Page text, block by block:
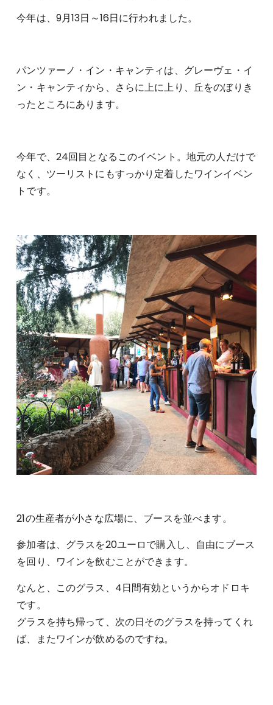
今年は、9月13日～16日に行われました。
パンツァーノ・イン・キャンティは、グレーヴェ・イ
ン・キャンティから、さらに上に上り、丘をのぼりき
ったところにあります。
今年で、24回目となるこのイベント。地元の人だけで
なく、ツーリストにもすっかり定着したワインイベン
トです。
21の生産者が小さな広場に、ブースを並べます。
参加者は、グラスを20ユーロで購入し、自由にブース
を回り、ワインを飲むことができます。
なんと、このグラス、4日間有効というからオドロキ
です。
グラスを持ち帰って、次の日そのグラスを持ってくれ
ば、またワインが飲めるのですね。